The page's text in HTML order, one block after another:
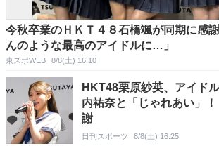
今秋卒業のＨＫＴ４８石橋颯が同期に感
んのような最高のアイドルに…」
東スポWEB 8/8(土) 16:10
HKT48栗原紗英、アイド
内祐奈と「じゃれあい」
謝
日刊スポーツ 8/8(土) 16:25